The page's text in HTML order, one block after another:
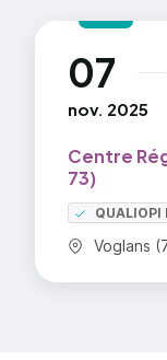
07
nov. 2025
au
Centre
73)
QUALIOPI
Voglans